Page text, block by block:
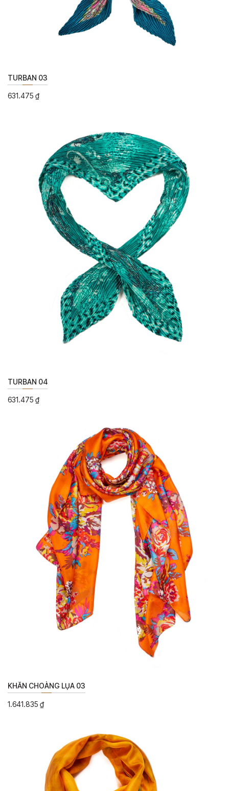
TURBAN 03
631.475 ₫
TURBAN 04
631.475 ₫
KHĂN CHOÀNG LỤA 03
1.641.835 ₫